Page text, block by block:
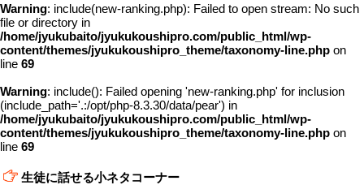
Warning: include(new-ranking.php): Failed to open stream: No such
file or directory in
/home/jyukubaito/jyukukoushipro.com/public_html/wp-
content/themes/jyukukoushipro_theme/taxonomy-line.php on
line 69
Warning: include(): Failed opening 'new-ranking.php' for inclusion
(include_path='.:/opt/php-8.3.30/data/pear') in
/home/jyukubaito/jyukukoushipro.com/public_html/wp-
content/themes/jyukukoushipro_theme/taxonomy-line.php on
line 69
生徒に話せる小ネタコーナー